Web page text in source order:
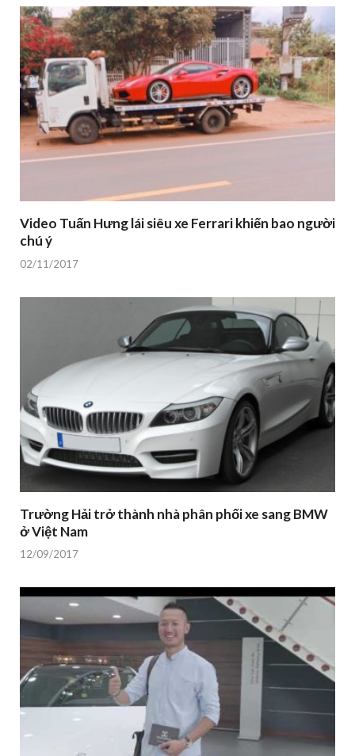
Video Tuấn Hưng lái siêu xe Ferrari khiến bao người
chú ý
02/11/2017
Trường Hải trở thành nhà phân phối xe sang BMW
ở Việt Nam
12/09/2017